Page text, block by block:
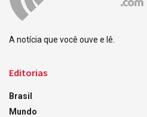
A notícia que você ouve e lê.
Editorias
Brasil
Mundo